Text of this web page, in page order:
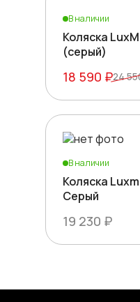
В наличии
Коляска
(серый)
18 590 ₽24
В наличии
Коляска
Серый
19 230 ₽